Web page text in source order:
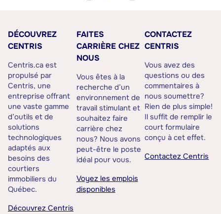
DÉCOUVREZ
CENTRIS
Centris.ca est
propulsé par
Centris, une
entreprise offrant
une vaste gamme
d’outils et de
solutions
technologiques
adaptés aux
besoins des
courtiers
immobiliers du
Québec.
Découvrez Centris
FAITES
CARRIÈRE CHEZ
NOUS
Vous êtes à la
recherche d’un
environnement de
travail stimulant et
souhaitez faire
carrière chez
nous? Nous avons
peut-être le poste
idéal pour vous.
Voyez les emplois
disponibles
CONTACTEZ
CENTRIS
Vous avez des
questions ou des
commentaires à
nous soumettre?
Rien de plus simple!
Il suffit de remplir le
court formulaire
conçu à cet effet.
Contactez Centris